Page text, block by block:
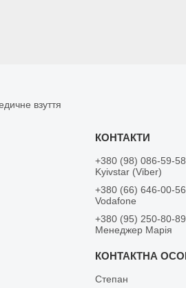
взуття
+380 (98) 086-59-58
Kyivstar (Viber)
+380 (66) 646-00-56
Vodafone
+380 (95) 250-80-89
Менеджер Марія
Степан